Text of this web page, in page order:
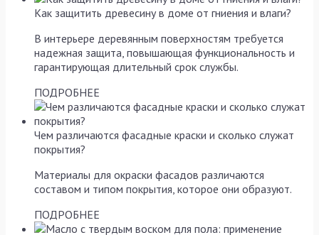
Как защитить древесину в доме от гниения и влаги?
В интерьере деревянным поверхностям требуется
надежная защита, повышающая функциональность и
гарантирующая длительный срок службы.
ПОДРОБНЕЕ
Чем различаются фасадные краски и сколько служат
покрытия?
Материалы для окраски фасадов различаются
составом и типом покрытия, которое они образуют.
ПОДРОБНЕЕ